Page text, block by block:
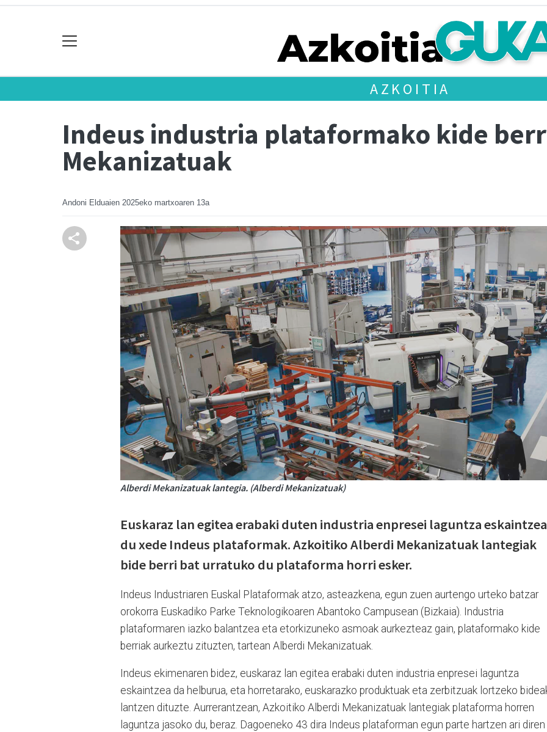
AZKOITIA
Indeus industria plataformako kide
Mekanizatuak
Andoni Elduaien 2025eko martxoaren 13a
Alberdi Mekanizatuak lantegia. (Alberdi Mekanizatuak)
Euskaraz lan egitea erabaki duten industria enpresei laguntza eskaintzea
du xede Indeus plataformak. Azkoitiko Alberdi Mekanizatuak lantegiak
bide berri bat urratuko du plataforma horri esker.
Indeus Industriaren Euskal Plataformak atzo, asteazkena, egun zuen aurtengo urteko batzar
orokorra Euskadiko Parke Teknologikoaren Abantoko Campusean (Bizkaia). Industria
plataformaren iazko balantzea eta etorkizuneko asmoak aurkezteaz gain, plataformako kide
berriak aurkeztu zituzten, tartean Alberdi Mekanizatuak.
Indeus ekimenaren bidez, euskaraz lan egitea erabaki duten industria enpresei laguntza
eskaintzea da helburua, eta horretarako, euskarazko produktuak eta zerbitzuak lortzeko
lantzen dituzte. Aurrerantzean, Azkoitiko Alberdi Mekanizatuak lantegiak plataforma horren
laguntza jasoko du, beraz. Dagoeneko 43 dira Indeus plataforman egun parte hartzen ari diren